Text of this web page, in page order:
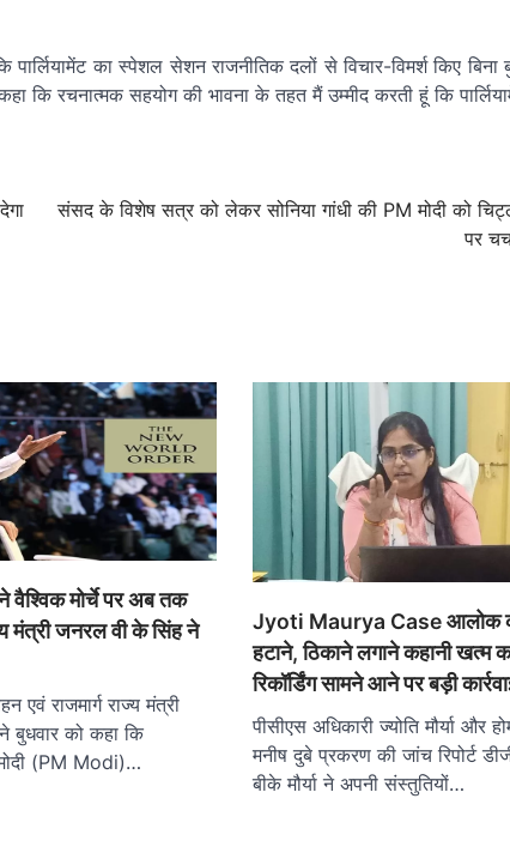
का स्पेशल सेशन राजनीतिक दलों से विचार-विमर्श किए बिना
कि रचनात्मक सहयोग की भावना के तहत मैं उम्मीद करती हूं कि
संसद के विशेष सत्र को लेकर सोनिया गांधी की PM मोदी को
पर
वैश्विक मोर्चे पर अब तक
मंत्री जनरल वी के सिंह ने
एवं राजमार्ग राज्य मंत्री
बुधवार को कहा कि
(PM Modi)…
Jyoti Maurya Case आलोक
हटाने, ठिकाने लगाने कहानी खत्म
रिकॉर्डिंग सामने आने पर बड़ी
पीसीएस अधिकारी ज्योति मौर्या और
मनीष दुबे प्रकरण की जांच रिपोर्ट
बीके मौर्या ने अपनी संस्तुतियों…